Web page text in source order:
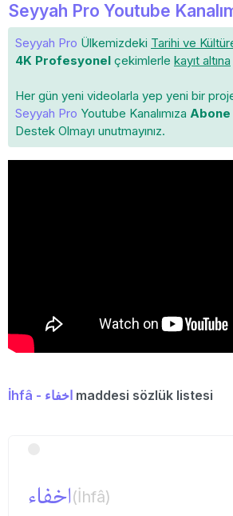
Seyyah Pro Youtube
Seyyah Pro Ülkemizdeki Tarihi ve
4K Profesyonel çekimlerle kayıt altına
Her gün yeni videolarla yep yeni bir
Seyyah Pro Youtube Kanalımıza Abone
Destek Olmayı unutmayınız.
İhfâ - اخفاء maddesi sözlük listesi
اخفاء(İhfâ)